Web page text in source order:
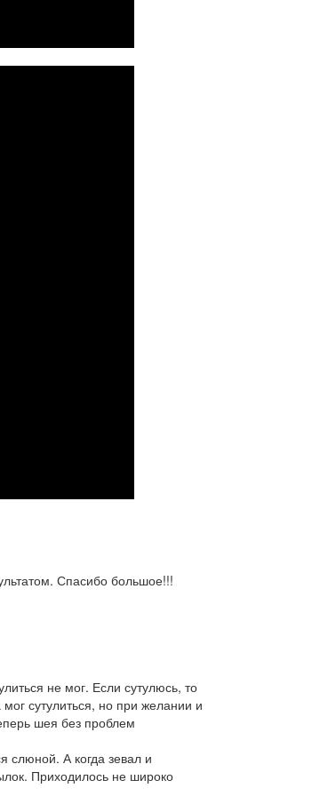
Спасибо большое!!!
не мог. Если сутулюсь, то
сутулиться, но при желании и
шея без проблем
слюной. А когда зевал и
Приходилось не широко